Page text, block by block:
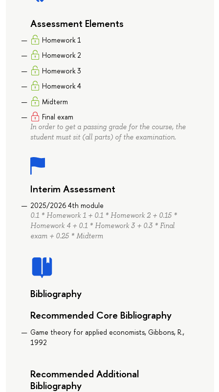
Assessment Elements
Homework 1
Homework 2
Homework 3
Homework 4
Midterm
Final exam
In order to get a passing grade for the course, the
student must sit (all parts) of the examination.
Interim Assessment
2025/2026 4th module
0.1 * Homework 1 + 0.1 * Homework 2 + 0.15 *
Homework 4 + 0.1 * Homework 3 + 0.3 * Final
exam + 0.25 * Midterm
Bibliography
Recommended Core Bibliography
Game theory for applied economists, Gibbons, R.,
1992
Recommended Additional
Bibliography